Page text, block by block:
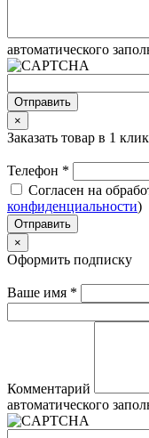
автоматического
Отправить
×
Заказать товар в 1 клик
Телефон *
Согласен на
конфиденциальности)
Отправить
×
Оформить подписку
Ваше имя *
Комментарий
автоматического